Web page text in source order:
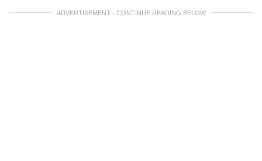
ADVERTISEMENT - CONTINUE READING BELOW